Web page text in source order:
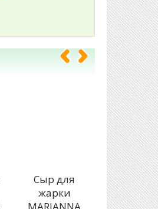
Сыр для
жарки
Сыр
ЛАРЕЦ